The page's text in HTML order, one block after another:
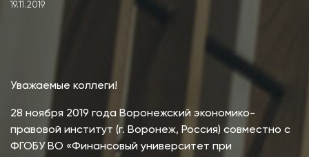
19.11.2019
Уважаемые коллеги!
28 ноября 2019 года Воронежский экономико-
правовой институт (г. Воронеж, Россия) совместно с
ФГОБУ ВО «Финансовый университет при